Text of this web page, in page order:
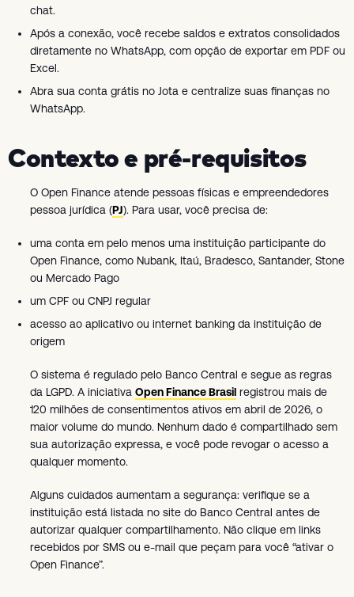
chat.
Após a conexão, você recebe saldos e extratos consolidados
diretamente no WhatsApp, com opção de exportar em PDF ou
Excel.
Abra sua conta grátis no Jota e centralize suas finanças no
WhatsApp.
Contexto e pré-requisitos
O Open Finance atende pessoas físicas e empreendedores
pessoa jurídica (PJ). Para usar, você precisa de:
uma conta em pelo menos uma instituição participante do
Open Finance, como Nubank, Itaú, Bradesco, Santander, Stone
ou Mercado Pago
um CPF ou CNPJ regular
acesso ao aplicativo ou internet banking da instituição de
origem
O sistema é regulado pelo Banco Central e segue as regras
da LGPD. A iniciativa Open Finance Brasil registrou mais de
120 milhões de consentimentos ativos em abril de 2026, o
maior volume do mundo. Nenhum dado é compartilhado sem
sua autorização expressa, e você pode revogar o acesso a
qualquer momento.
Alguns cuidados aumentam a segurança: verifique se a
instituição está listada no site do Banco Central antes de
autorizar qualquer compartilhamento. Não clique em links
recebidos por SMS ou e-mail que peçam para você “ativar o
Open Finance”.